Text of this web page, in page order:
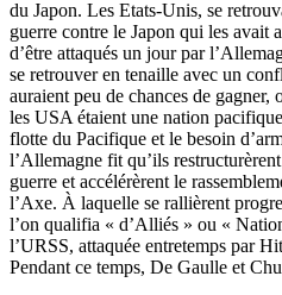
du Japon. Les Etats-Unis, se
guerre contre le Japon qui les avait
d’être attaqués un jour par
se retrouver en tenaille avec un
auraient peu de chances de gagner,
les USA étaient une nation
flotte du Pacifique et le besoin
l’Allemagne fit qu’ils
guerre et accélérèrent le
l’Axe. À laquelle se rallièrent
l’on qualifia « d’Alliés » ou «
l’URSS, attaquée entretemps par
Pendant ce temps, De Gaulle et